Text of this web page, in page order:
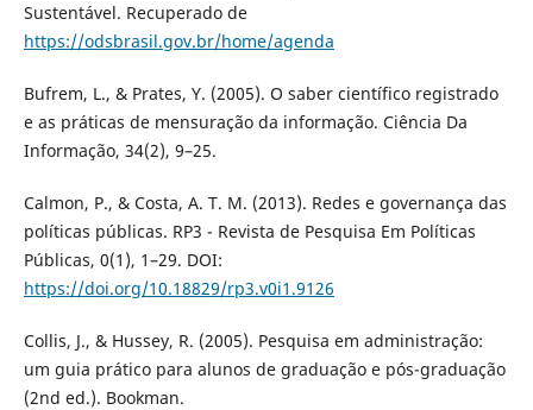
Sustentável. Recuperado de
https://odsbrasil.gov.br/home/agenda
Bufrem, L., & Prates, Y. (2005). O saber científico registrado
e as práticas de mensuração da informação. Ciência Da
Informação, 34(2), 9–25.
Calmon, P., & Costa, A. T. M. (2013). Redes e governança das
políticas públicas. RP3 - Revista de Pesquisa Em Políticas
Públicas, 0(1), 1–29. DOI:
https://doi.org/10.18829/rp3.v0i1.9126
Collis, J., & Hussey, R. (2005). Pesquisa em administração:
um guia prático para alunos de graduação e pós-graduação
(2nd ed.). Bookman.